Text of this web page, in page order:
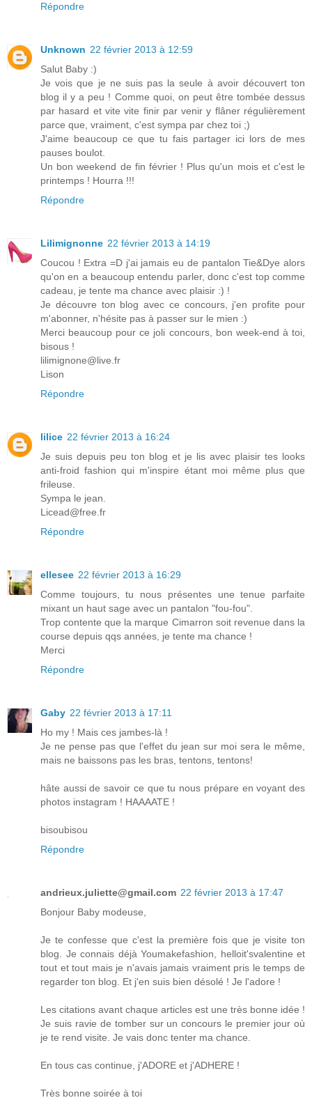
Répondre
Unknown 22 février 2013 à 12:59
Salut Baby :)
Je vois que je ne suis pas la seule à avoir découvert ton
blog il y a peu ! Comme quoi, on peut être tombée dessus
par hasard et vite vite finir par venir y flâner régulièrement
parce que, vraiment, c'est sympa par chez toi ;)
J'aime beaucoup ce que tu fais partager ici lors de mes
pauses boulot.
Un bon weekend de fin février ! Plus qu'un mois et c'est le
printemps ! Hourra !!!
Répondre
Lilimignonne 22 février 2013 à 14:19
Coucou ! Extra =D j'ai jamais eu de pantalon Tie&Dye alors
qu'on en a beaucoup entendu parler, donc c'est top comme
cadeau, je tente ma chance avec plaisir :) !
Je découvre ton blog avec ce concours, j'en profite pour
m'abonner, n'hésite pas à passer sur le mien :)
Merci beaucoup pour ce joli concours, bon week-end à toi,
bisous !
lilimignone@live.fr
Lison
Répondre
lilice 22 février 2013 à 16:24
Je suis depuis peu ton blog et je lis avec plaisir tes looks
anti-froid fashion qui m'inspire étant moi même plus que
frileuse.
Sympa le jean.
Licead@free.fr
Répondre
ellesee 22 février 2013 à 16:29
Comme toujours, tu nous présentes une tenue parfaite
mixant un haut sage avec un pantalon "fou-fou".
Trop contente que la marque Cimarron soit revenue dans la
course depuis qqs années, je tente ma chance !
Merci
Répondre
Gaby 22 février 2013 à 17:11
Ho my ! Mais ces jambes-là !
Je ne pense pas que l'effet du jean sur moi sera le même,
mais ne baissons pas les bras, tentons, tentons!
hâte aussi de savoir ce que tu nous prépare en voyant des
photos instagram ! HAAAATE !
bisoubisou
Répondre
andrieux.juliette@gmail.com 22 février 2013 à 17:47
Bonjour Baby modeuse,
Je te confesse que c'est la première fois que je visite ton
blog. Je connais déjà Youmakefashion, helloit'svalentine et
tout et tout mais je n'avais jamais vraiment pris le temps de
regarder ton blog. Et j'en suis bien désolé ! Je l'adore !
Les citations avant chaque articles est une très bonne idée !
Je suis ravie de tomber sur un concours le premier jour où
je te rend visite. Je vais donc tenter ma chance.
En tous cas continue, j'ADORE et j'ADHERE !
Très bonne soirée à toi